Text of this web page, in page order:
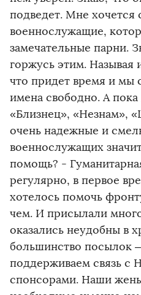
подведет. Мне хочется
военнослужащие,
замечательные парни.
горжусь этим. Называя
что придет время и мы
имена свободно. А пока
«Близнец», «Незнам»,
очень надежные и
военнослужащих
помощь? -
регулярно, в первое
хотелось помочь
чем. И присылали
оказались неудобны в
большинство посылок
поддерживаем связь с
спонсорами. Наши